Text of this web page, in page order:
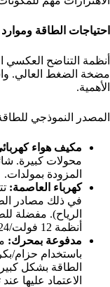
احتياجات الطاقة وموارد
أنظمة التناضح العكسي
مضخة الضغط العالي.
الأهمية.
المصدر النموذجي
مكيف هواء
المزودة بمولدات.
كهرباء العاصمة:
في ذلك مصادر
الرياح). مفضلة
أنظمة 12 فولت/24 فولت، مما قد يحتاج إلى ترقيات.
مدفوعة بمحرك:
باستخدام حزام/
الاعتماد عليها